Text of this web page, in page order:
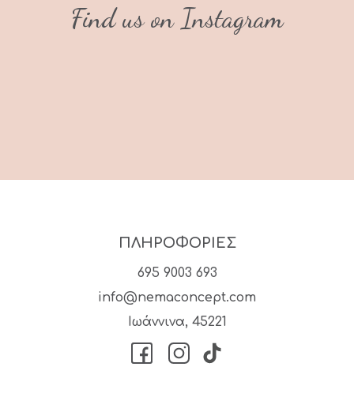
Find us on Instagram
ΠΛΗΡΟΦΟΡΙΕΣ
695 9003 693
info@nemaconcept.com
Ιωάννινα, 45221